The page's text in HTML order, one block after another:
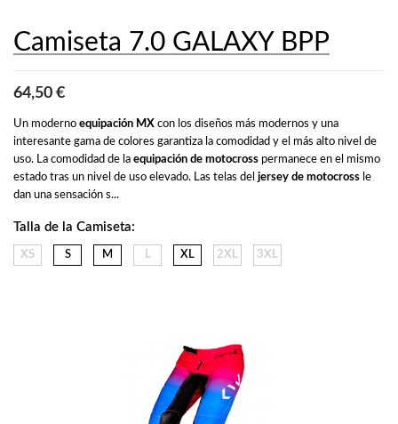
Camiseta 7.0 GALAXY BPP
64,50 €
Un moderno equipación MX con los diseños más modernos y una
interesante gama de colores garantiza la comodidad y el más alto nivel de
uso. La comodidad de la equipación de motocross permanece en el mismo
estado tras un nivel de uso elevado. Las telas del jersey de motocross le
dan una sensación s...
Talla de la Camiseta:
XS S M L XL 2XL 3XL